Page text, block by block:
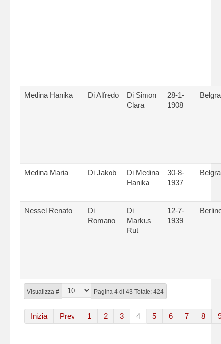
Visualizza # Pagina 4 di 43 Totale: 424
Inizia Prev 1 2 3 4 5 6 7 8 9
Medina Hanika Di Alfredo
Di Simon
Clara
28-1-
1908
Medina Maria Di Jakob
Di Medina
Hanika
30-8-
1937
Nessel Renato
Di
Romano
Di
Markus
Rut
12-7-
1939